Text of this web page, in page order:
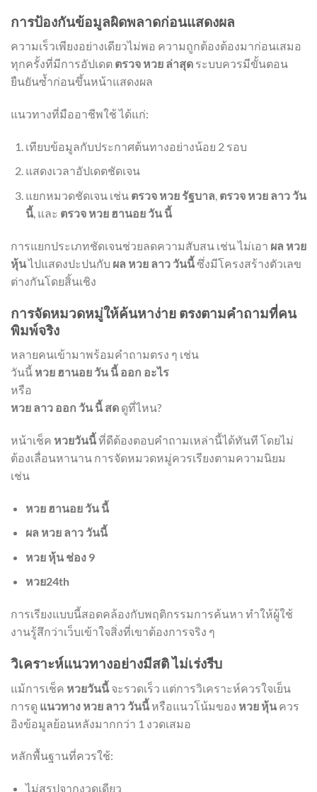
การป้องกันข้อมูลผิดพลาดก่อนแสดงผล
ความเร็วเพียงอย่างเดียวไม่พอ ความถูกต้องต้องมาก่อนเสมอ
ทุกครั้งที่มีการอัปเดต ตรวจ หวย ล่าสุด ระบบควรมีขั้นตอน
ยืนยันซ้ำก่อนขึ้นหน้าแสดงผล
แนวทางที่มืออาชีพใช้ ได้แก่:
เทียบข้อมูลกับประกาศต้นทางอย่างน้อย 2 รอบ
แสดงเวลาอัปเดตชัดเจน
แยกหมวดชัดเจน เช่น ตรวจ หวย รัฐบาล, ตรวจ หวย ลาว วัน
นี้, และ ตรวจ หวย ฮานอย วัน นี้
การแยกประเภทชัดเจนช่วยลดความสับสน เช่น ไม่เอา ผล หวย
หุ้นไปแสดงปะปนกับ ผล หวย ลาว วันนี้ซึ่งมีโครงสร้างตัวเลข
ต่างกันโดยสิ้นเชิง
การจัดหมวดหมู่ให้ค้นหาง่าย ตรงตามคำถามที่คน
พิมพ์จริง
หลายคนเข้ามาพร้อมคำถามตรง ๆ เช่น
วันนี้ หวย ฮานอย วัน นี้ ออก อะไร
หรือ
หวย ลาว ออก วัน นี้ สด ดูที่ไหน?
หน้าเช็ค หวยวันนี้ที่ดีต้องตอบคำถามเหล่านี้ได้ทันที โดยไม่
ต้องเลื่อนหานาน การจัดหมวดหมู่ควรเรียงตามความนิยม
เช่น
หวย ฮานอย วัน นี้
ผล หวย ลาว วันนี้
หวย หุ้น ช่อง 9
หวย24th
การเรียงแบบนี้สอดคล้องกับพฤติกรรมการค้นหา ทำให้ผู้ใช้
งานรู้สึกว่าเว็บเข้าใจสิ่งที่เขาต้องการจริง ๆ
วิเคราะห์แนวทางอย่างมีสติ ไม่เร่งรีบ
แม้การเช็ค หวยวันนี้ จะรวดเร็ว แต่การวิเคราะห์ควรใจเย็น
การดู แนวทาง หวย ลาว วันนี้ หรือแนวโน้มของ หวย หุ้น ควร
อิงข้อมูลย้อนหลังมากกว่า 1 งวดเสมอ
หลักพื้นฐานที่ควรใช้:
ไม่สรุปจากงวดเดียว